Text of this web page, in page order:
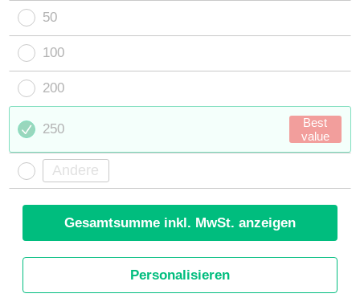
50
100
200
250
Best
value
Gesamtsumme inkl. MwSt. anzeigen
Personalisieren